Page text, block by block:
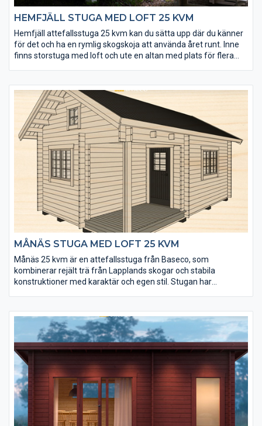
HEMFJÄLL STUGA MED LOFT 25 KVM
Hemfjäll attefallsstuga 25 kvm kan du sätta upp där du känner
för det och ha en rymlig skogskoja att använda året runt. Inne
finns storstuga med loft och ute en altan med plats för flera
ljuset. Den stora glasade dubbeldörren öppnas enkelt upp så att
du kan ta vara på stugans hela golv- och altanyta, som totalt blir
35 kvm. Virket till Hemfjäll kommer från Lapplands senvuxna
skogar och konstruktionen är mycket rejäl.
MÅNÄS STUGA MED LOFT 25 KVM
Månäs 25 kvm är en attefallsstuga från Baseco, som
kombinerar rejält trä från Lapplands skogar och stabila
konstruktioner med karaktär och egen stil. Stugan har
vistas på.